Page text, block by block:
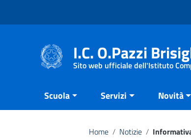
I.C. O.Pazzi
Sito web ufficiale dell'Istituto
Scuola Servizi Novità
Home / Notizie /